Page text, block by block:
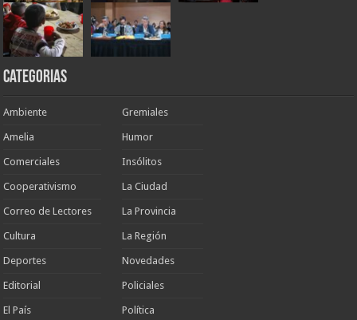
Categorias
Ambiente
Amelia
Comerciales
Cooperativismo
Correo de Lectores
Cultura
Deportes
Editorial
El País
Gremiales
Humor
Insólitos
La Ciudad
La Provincia
La Región
Novedades
Policiales
Política